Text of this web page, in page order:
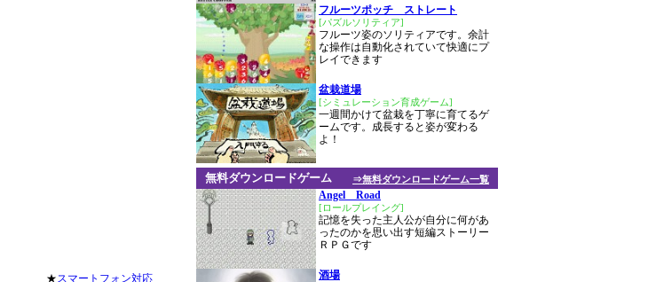
★スマートフォン対応
フルーツポッチ ストレート
[パズルソリティア]
フルーツ姿のソリティアです。余計
な操作は自動化されていて快適にプ
レイできます
盆栽道場
[シミュレーション育成ゲーム]
一週間かけて盆栽を丁寧に育てるゲ
ームです。成長すると姿が変わる
よ！
⇒無料ダウンロードゲーム一覧
無料ダウンロードゲーム
Angel Road
[ロールプレイング]
記憶を失った主人公が自分に何があ
ったのかを思い出す短編ストーリー
ＲＰＧです
酒場